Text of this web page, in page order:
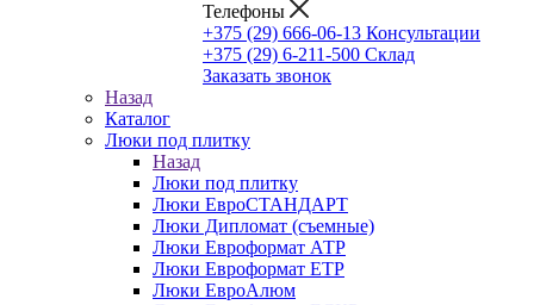
Телефоны
+375 (29) 666-06-13 Консультации
+375 (29) 6-211-500 Склад
Заказать звонок
Назад
Каталог
Люки под плитку
Назад
Люки под плитку
Люки ЕвроСТАНДАРТ
Люки Дипломат (съемные)
Люки Евроформат АТР
Люки Евроформат ЕТР
Люки ЕвроАлюм